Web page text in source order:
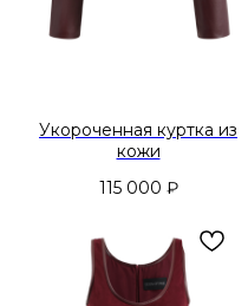
Укороченная куртка из
кожи
115 000 ₽